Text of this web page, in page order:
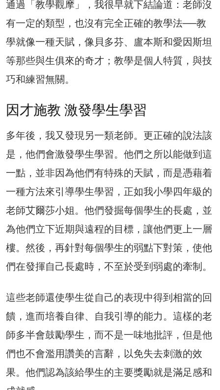
通過「教學觀摩」，我很早就下結論道：老師沒
有一定的類型，也沒有完全正確的教學法──教
學就像一種天賦，像貝多芬、盧本斯和愛因斯坦
等那些與生俱來的奇才；教學是個人特質，與技
巧和練習無關。
因才施教 激發學生學習
多年後，我又發現另一類老師。更正確的說法該
是，他們會激發學生學習。他們之所以能做到這
一點，並非因為他們有特殊的天賦，而是憑藉着
一種方法來引導學生學習，正如我小學四年級的
老師艾爾莎小姐。他們發掘每個學生的長處，並
為他們立下近期與遠程的目標，讓他們更上一層
樓。然後，再針對每個學生的弱點下對策，使他
們在發揮自己長處時，不至於受到弱處的牽制。
這些老師還使學生從自己的表現中得到相當的回
饋，進而培養自律、自我引導的能力。這樣的老
師多半會鼓勵學生，而不是一味地批評，但是他
們也不會濫用讚美的言辭，以免失去刺激的效
果。他們認為該給學生的主要獎勵就是滿足感和